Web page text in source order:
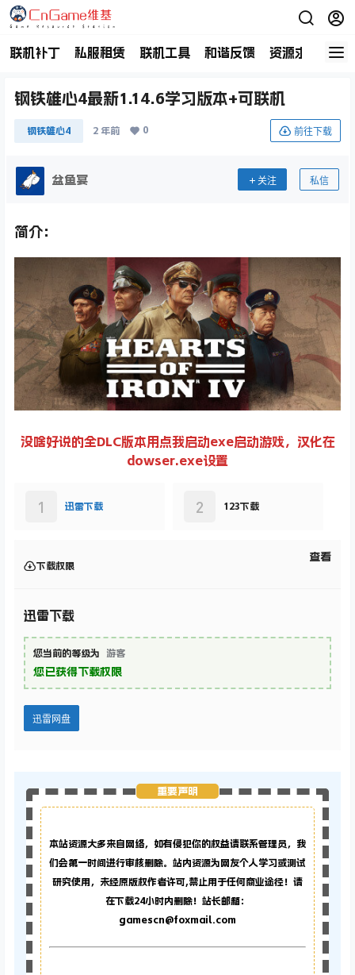
联机补丁 私服租赁 联机工具 和谐反馈 资源求助 商
钢铁雄心4最新1.14.6学习版本+可联机
钢铁雄心4 2 年前 0 前往下载
盆鱼宴 关注 私信
简介：
没啥好说的全DLC版本用点我启动exe启动游戏，汉化在
dowser.exe设置
迅雷下载
1 123下载
2
下载权限
查看
迅雷下载
您当前的等级为 游客
您已获得下载权限
迅雷网盘
重要声明
本站资源大多来自网络，如有侵犯你的权益请联系管理员， 我
们会第一时间进行审核删除。站内资源为网友个人学习或测试
研究使用，未经原版权作者许可,禁止用于任何商业途径！请
在下载24小时内删除！站长邮箱：
gamescn@foxmail.com